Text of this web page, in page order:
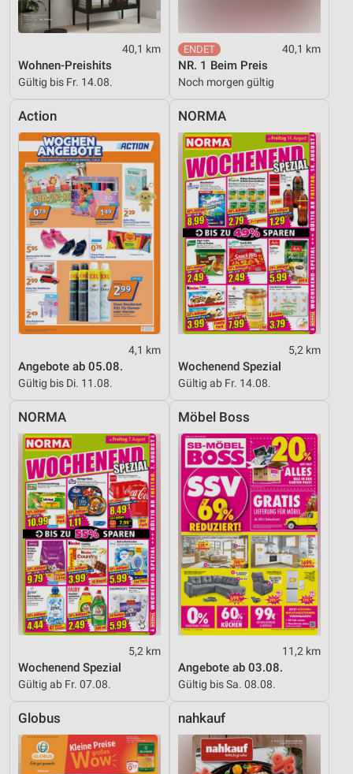
40,1 km
Wohnen-Preishits
Gültig bis Fr. 14.08.
40,1 km
NR. 1 Beim Preis
Noch morgen gültig
Action
4,1 km
Angebote ab 05.08.
Gültig bis Di. 11.08.
NORMA
5,2 km
Wochenend Spezial
Gültig ab Fr. 14.08.
NORMA
5,2 km
Wochenend Spezial
Gültig ab Fr. 07.08.
Möbel Boss
11,2 km
Angebote ab 03.08.
Gültig bis Sa. 08.08.
Globus nahkauf